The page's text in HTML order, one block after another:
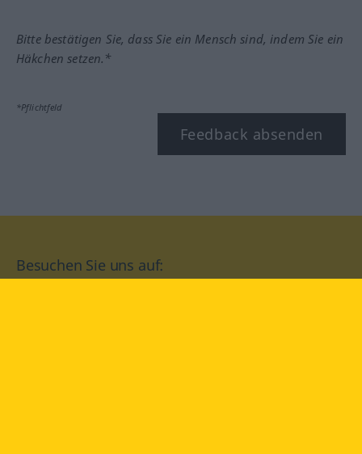
Bitte bestätigen Sie, dass Sie ein Mensch sind, indem Sie ein
Häkchen setzen.*
*Pflichtfeld
Feedback absenden
Besuchen Sie uns auf: